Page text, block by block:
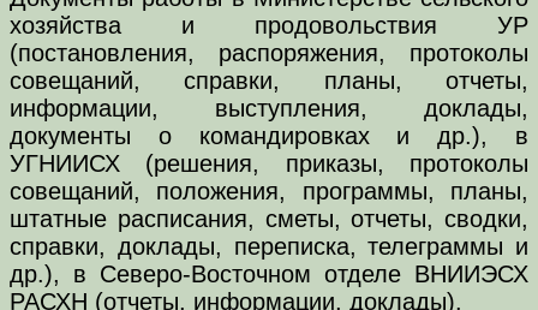
хозяйства и продовольствия УР
(постановления, распоряжения, протоколы
совещаний, справки, планы, отчеты,
информации, выступления, доклады,
документы о командировках и др.), в
УГНИИСХ (решения, приказы, протоколы
совещаний, положения, программы, планы,
штатные расписания, сметы, отчеты, сводки,
справки, доклады, переписка, телеграммы и
др.), в Северо-Восточном отделе ВНИИЭСХ
РАСХН (отчеты, информации, доклады).